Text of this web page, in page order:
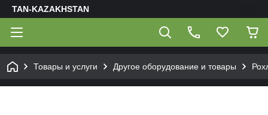
TAN-KAZAKHSTAN
Товары и услуги Другое оборудование и товары